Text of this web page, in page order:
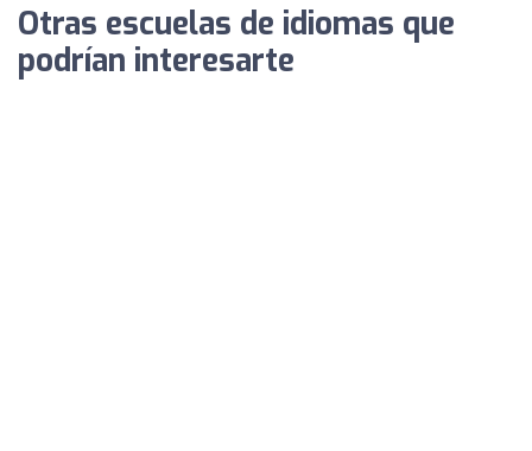
Otras escuelas de idiomas que
podrían interesarte